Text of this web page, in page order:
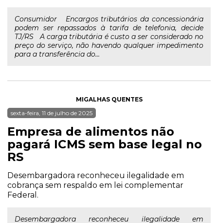
Consumidor Encargos tributários da concessionária
podem ser repassados à tarifa de telefonia, decide
TJ/RS A carga tributária é custo a ser considerado no
preço do serviço, não havendo qualquer impedimento
para a transferência do...
MIGALHAS QUENTES
sexta-feira, 11 de julho de 2025
Empresa de alimentos não
pagará ICMS sem base legal no
RS
Desembargadora reconheceu ilegalidade em
cobrança sem respaldo em lei complementar
Federal.
Desembargadora reconheceu ilegalidade em